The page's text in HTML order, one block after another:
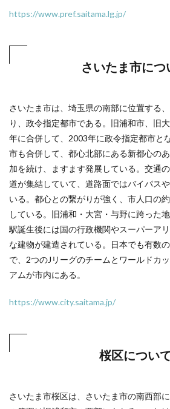
https://www.pref.saitama.lg.jp/
さいたま市につ
さいたま市は、埼玉県の南部に位置する
り、政令指定都市である。旧浦和市、旧
年に合併して、2003年に政令指定都市と
市も合併して、都心北部にある新都心の
加を続け、ますます発展している。交通
道が集結していて、道路面ではバイパス
いる。都心との繋がりが強く、市人口の
している。旧浦和・大宮・与野に跨った
駅誕生後には国の行政機関やスーパーア
な建物が建造されている。日本でも有数
で、2つのJリーグのチームとワールドカ
アムが市内にある。
https://www.city.saitama.jp/
桜区につい
さいたま市桜区は、さいたま市の南西部